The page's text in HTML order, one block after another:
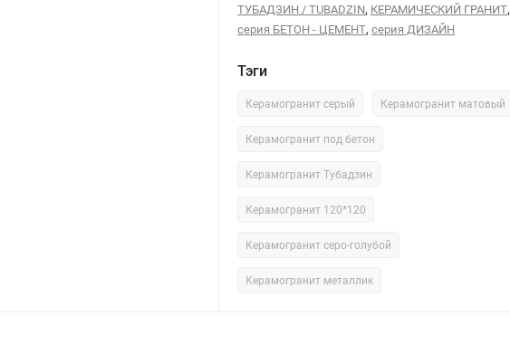
ТУБАДЗИН / TUBADZIN, КЕРАМИЧЕСКИЙ ГРАНИТ,
серия БЕТОН - ЦЕМЕНТ,серия ДИЗАЙН
Тэги
Керамогранит серый Керамогранит матовый
Керамогранит под бетон
Керамогранит Тубадзин
Керамогранит 120*120
Керамогранит серо-голубой
Керамогранит металлик